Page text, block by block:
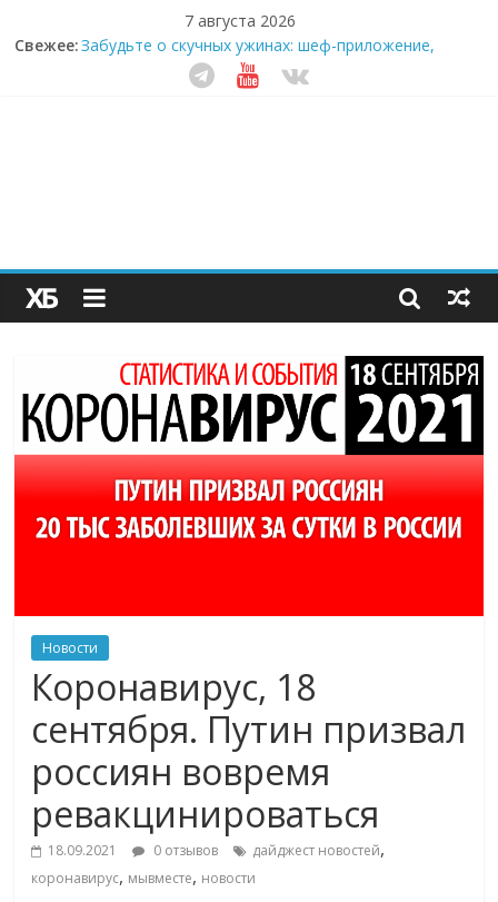
7 августа 2026
Свежее:Забудьте о скучных ужинах: шеф-приложение,
которое видит вашу еду насквозь
Небо зовёт: как бизнес на полётах дронов и
Секрет супергидратации: почему кокосовая вода с
пребиотиками становится главным трендом
здорового питания
Новости
Коронавирус, 18
сентября. Путин призвал
россиян вовремя
ревакцинироваться
18.09.2021 0 отзывов дайджест новостей,
коронавирус, мывместе, новости